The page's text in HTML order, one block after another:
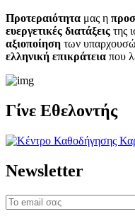
Προτεραιότητα μας η
ευεργετικές διατάξεις της
αξιοποίηση των
ελληνική επικράτεια που
Γίνε Εθελοντής
Newsletter